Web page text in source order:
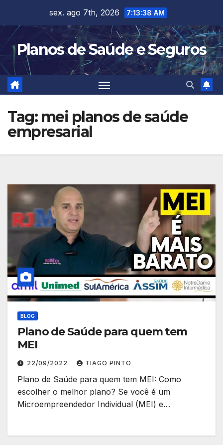
content
sex. ago 7th, 2026 7:13:38 AM
Planos de Saúde e Seguros
Tag: mei planos de saúde
empresarial
BLOG
Plano de Saúde para quem tem
MEI
22/09/2022 TIAGO PINTO
Plano de Saúde para quem tem MEI: Como
escolher o melhor plano? Se você é um
Microempreendedor Individual (MEI) e…